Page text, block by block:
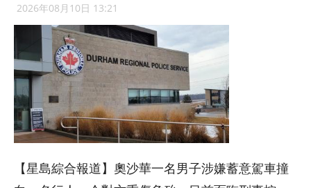
2026年08月10日 13:21
【星島綜合報道】奧沙華一名男子涉嫌蓄意駕車撞